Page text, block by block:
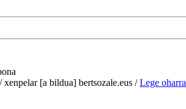
[a bildua] bertsozale.eus /Lege oharra